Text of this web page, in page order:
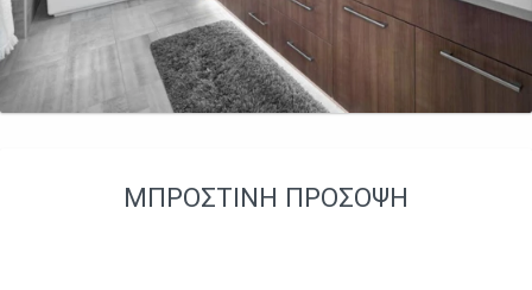
ΜΠΡΟΣΤΙΝΉ ΠΡΌΣΟΨΗ